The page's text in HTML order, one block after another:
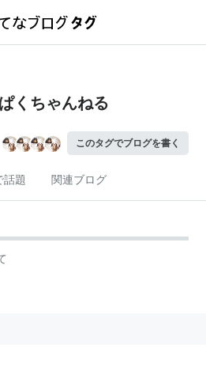
くちゃんねる
このタグでブログを書く
話題 関連ブログ